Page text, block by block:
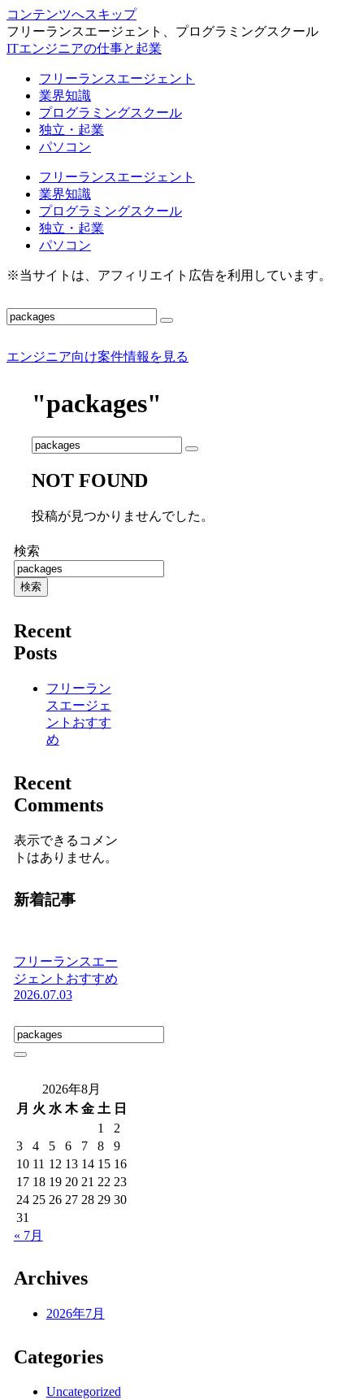
コンテンツへスキップ
フリーランスエージェント、プログラミングスクール
ITエンジニアの仕事と起業
フリーランスエージェント
業界知識
プログラミングスクール
独立・起業
パソコン
フリーランスエージェント
業界知識
プログラミングスクール
独立・起業
パソコン
※当サイトは、アフィリエイト広告を利用しています。
エンジニア向け案件情報を見る
"packages"
NOT FOUND
投稿が見つかりませんでした。
検索
検索
Recent
Posts
フリーラン
スエージェ
ントおすす
め
Recent
Comments
表示できるコメン
トはありません。
新着記事
フリーランスエー
ジェントおすすめ
2026.07.03
2026年8月
月 火 水 木 金 土 日
1
2
3
4 5 6 7 8
9
10 11 12 13 14 15 16
17 18 19 20 21 22 23
24 25 26 27 28 29 30
31
« 7月
Archives
2026年7月
Categories
Uncategorized